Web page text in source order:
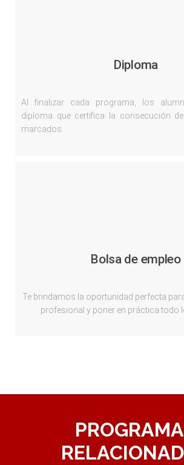
Diploma
Al finalizar cada programa, los
diploma que certifica la consecución
marcados.
Bolsa de empleo
Te brindamos la oportunidad perfecta
profesional y poner en práctica todo